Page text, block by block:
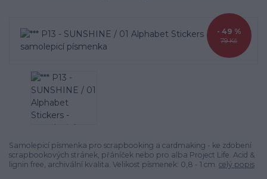
79 Kč
- 49 %
Samolepicí písmenka pro scrapbooking a cardmaking - ke zdobení
scrapbookových stránek, přáníček nebo pro alba Project Life. Acid &
lignin free, archivální kvalita. Velikost písmenek: 0,8 - 1 cm. celý popis